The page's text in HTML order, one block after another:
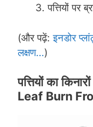
पत्तियों पर
(और पढ़ें:इनडोर
लक्षण…)
पत्तियों का
Leaf Burn